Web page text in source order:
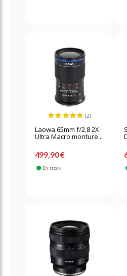
(2)
Laowa 65mm f/2.8 2X
Ultra Macro monture...
499,90 €
En stock